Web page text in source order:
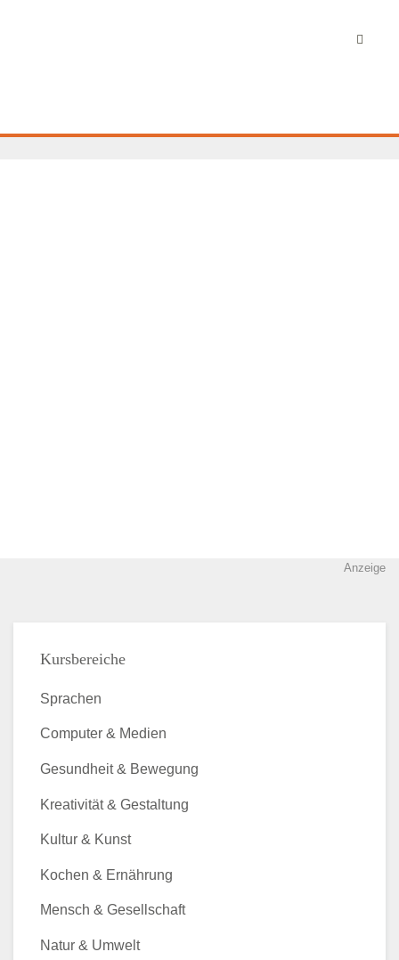
Anzeige
Kursbereiche
Sprachen
Computer & Medien
Gesundheit & Bewegung
Kreativität & Gestaltung
Kultur & Kunst
Kochen & Ernährung
Mensch & Gesellschaft
Natur & Umwelt